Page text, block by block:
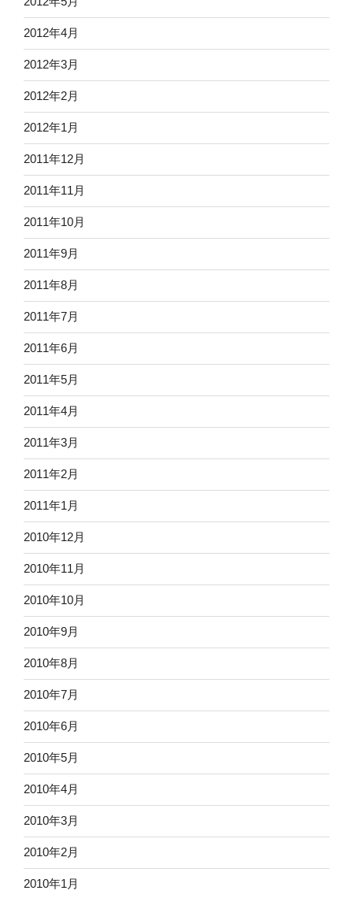
2012年4月
2012年3月
2012年2月
2012年1月
2011年12月
2011年11月
2011年10月
2011年9月
2011年8月
2011年7月
2011年6月
2011年5月
2011年4月
2011年3月
2011年2月
2011年1月
2010年12月
2010年11月
2010年10月
2010年9月
2010年8月
2010年7月
2010年6月
2010年5月
2010年4月
2010年3月
2010年2月
2010年1月